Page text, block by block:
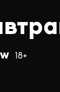
18+